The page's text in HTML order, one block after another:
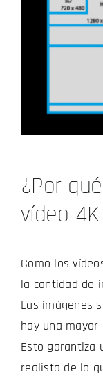
¿Por
vídeo
Como los
la cantidad de
Las imágenes
hay una mayor
Esto garantiza
realista de lo